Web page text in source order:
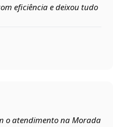
eficiência e deixou tudo
o atendimento na Morada